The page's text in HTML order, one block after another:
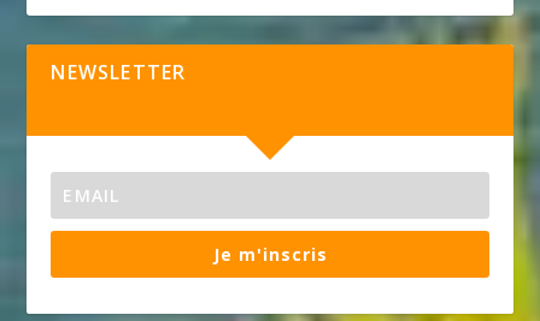
NEWSLETTER
Je m'inscris